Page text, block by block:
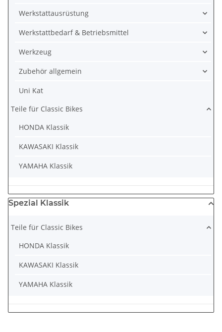
Werkstattausrüstung
Werkstattbedarf & Betriebsmittel
Werkzeug
Zubehör allgemein
Uni Kat
Teile für Classic Bikes
HONDA Klassik
KAWASAKI Klassik
YAMAHA Klassik
Spezial Klassik
Teile für Classic Bikes
HONDA Klassik
KAWASAKI Klassik
YAMAHA Klassik